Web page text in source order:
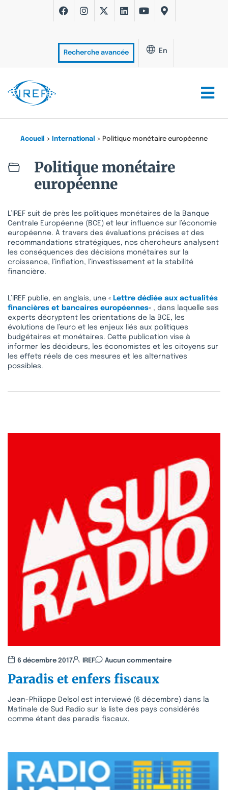
Recherche avancée En
Accueil > International > Politique monétaire européenne
Politique monétaire
européenne
L’IREF suit de près les politiques monétaires de la Banque
Centrale Européenne (BCE) et leur influence sur l’économie
européenne. À travers des évaluations précises et des
recommandations stratégiques, nos chercheurs analysent
les conséquences des décisions monétaires sur la
croissance, l’inflation, l’investissement et la stabilité
financière.
L’IREF publie, en anglais, une « Lettre dédiée aux actualités
financières et bancaires européennes« , dans laquelle ses
experts décryptent les orientations de la BCE, les
évolutions de l’euro et les enjeux liés aux politiques
budgétaires et monétaires. Cette publication vise à
informer les décideurs, les économistes et les citoyens sur
les effets réels de ces mesures et les alternatives
possibles.
6 décembre 2017 IREF Aucun commentaire
Paradis et enfers fiscaux
Jean-Philippe Delsol est interviewé (6 décembre) dans la
Matinale de Sud Radio sur la liste des pays considérés
comme étant des paradis fiscaux.